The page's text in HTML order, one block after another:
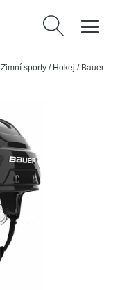
Vyhledávání
Zimní sporty / Hokej / Bauer
52-57cm, S